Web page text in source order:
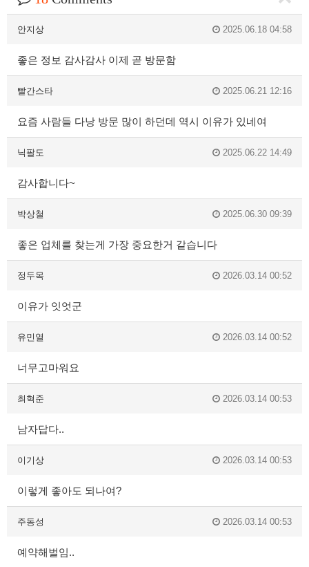
안지상 2025.06.18 04:58
좋은 정보 감사감사 이제 곧 방문함
빨간스타 2025.06.21 12:16
요즘 사람들 다낭 방문 많이 하던데 역시 이유가 있네여
닉팔도 2025.06.22 14:49
감사합니다~
박상철 2025.06.30 09:39
좋은 업체를 찾는게 가장 중요한거 같습니다
정두목 2026.03.14 00:52
이유가 잇엇군
유민열 2026.03.14 00:52
너무고마워요
최혁준 2026.03.14 00:53
남자답다..
이기상 2026.03.14 00:53
이렇게 좋아도 되나여?
주동성 2026.03.14 00:53
예약해벌임..